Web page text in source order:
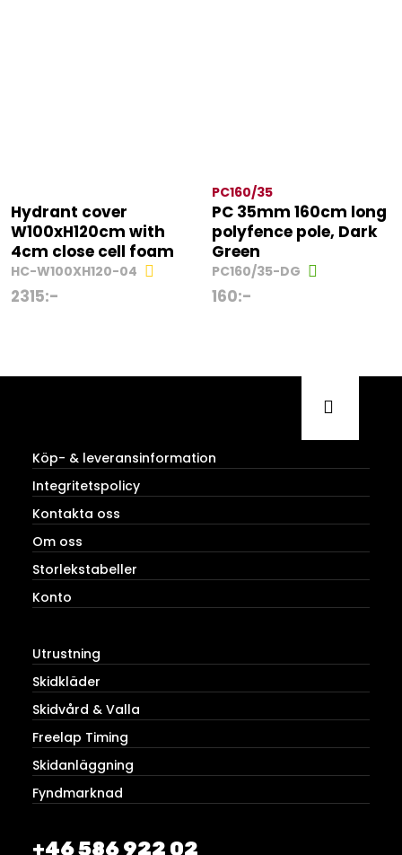
Hydrant cover
W100xH120cm with
4cm close cell foam
HC-W100XH120-04
2315:-
PC160/35
PC 35mm 160cm long
polyfence pole, Dark
Green
PC160/35-DG
160:-
Köp- & leveransinformation
Integritetspolicy
Kontakta oss
Om oss
Storlekstabeller
Konto
Utrustning
Skidkläder
Skidvård & Valla
Freelap Timing
Skidanläggning
Fyndmarknad
+46 586 922 02